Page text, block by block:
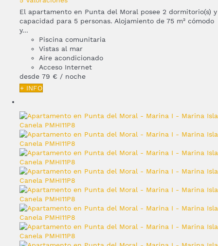
El apartamento en Punta del Moral posee 2 dormitorio(s) y
capacidad para 5 personas. Alojamiento de 75 m² cómodo
y...
Piscina comunitaria
Vistas al mar
Aire acondicionado
Acceso Internet
desde 79 € / noche
+ INFO